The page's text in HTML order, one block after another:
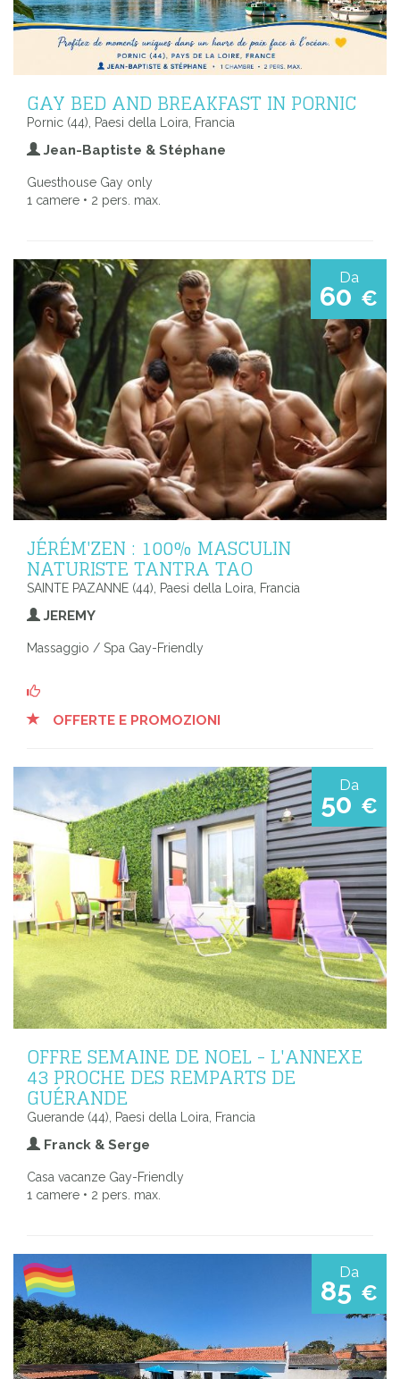
GAY BED AND BREAKFAST IN PORNIC
Pornic (44), Paesi della Loira, Francia
Jean-Baptiste & Stéphane
Guesthouse Gay only
1 camere • 2 pers. max.
Da
60 €
JÉRÉM'ZEN : 100% MASCULIN
NATURISTE TANTRA TAO
SAINTE PAZANNE (44), Paesi della Loira, Francia
JEREMY
Massaggio / Spa Gay-Friendly
OFFERTE E PROMOZIONI
Da
50 €
OFFRE SEMAINE DE NOEL - L'ANNEXE
43 PROCHE DES REMPARTS DE
GUÉRANDE
Guerande (44), Paesi della Loira, Francia
Franck & Serge
Casa vacanze Gay-Friendly
1 camere • 2 pers. max.
Da
85 €